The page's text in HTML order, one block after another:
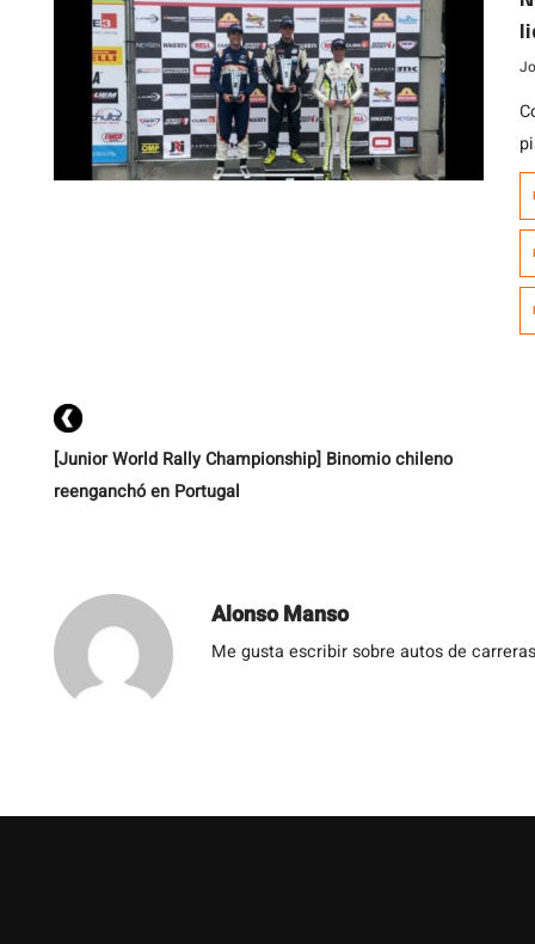
[Junior World Rally Championship] Binomio chileno
reenganchó en Portugal
Alonso Manso
Me gusta escribir sobre autos de